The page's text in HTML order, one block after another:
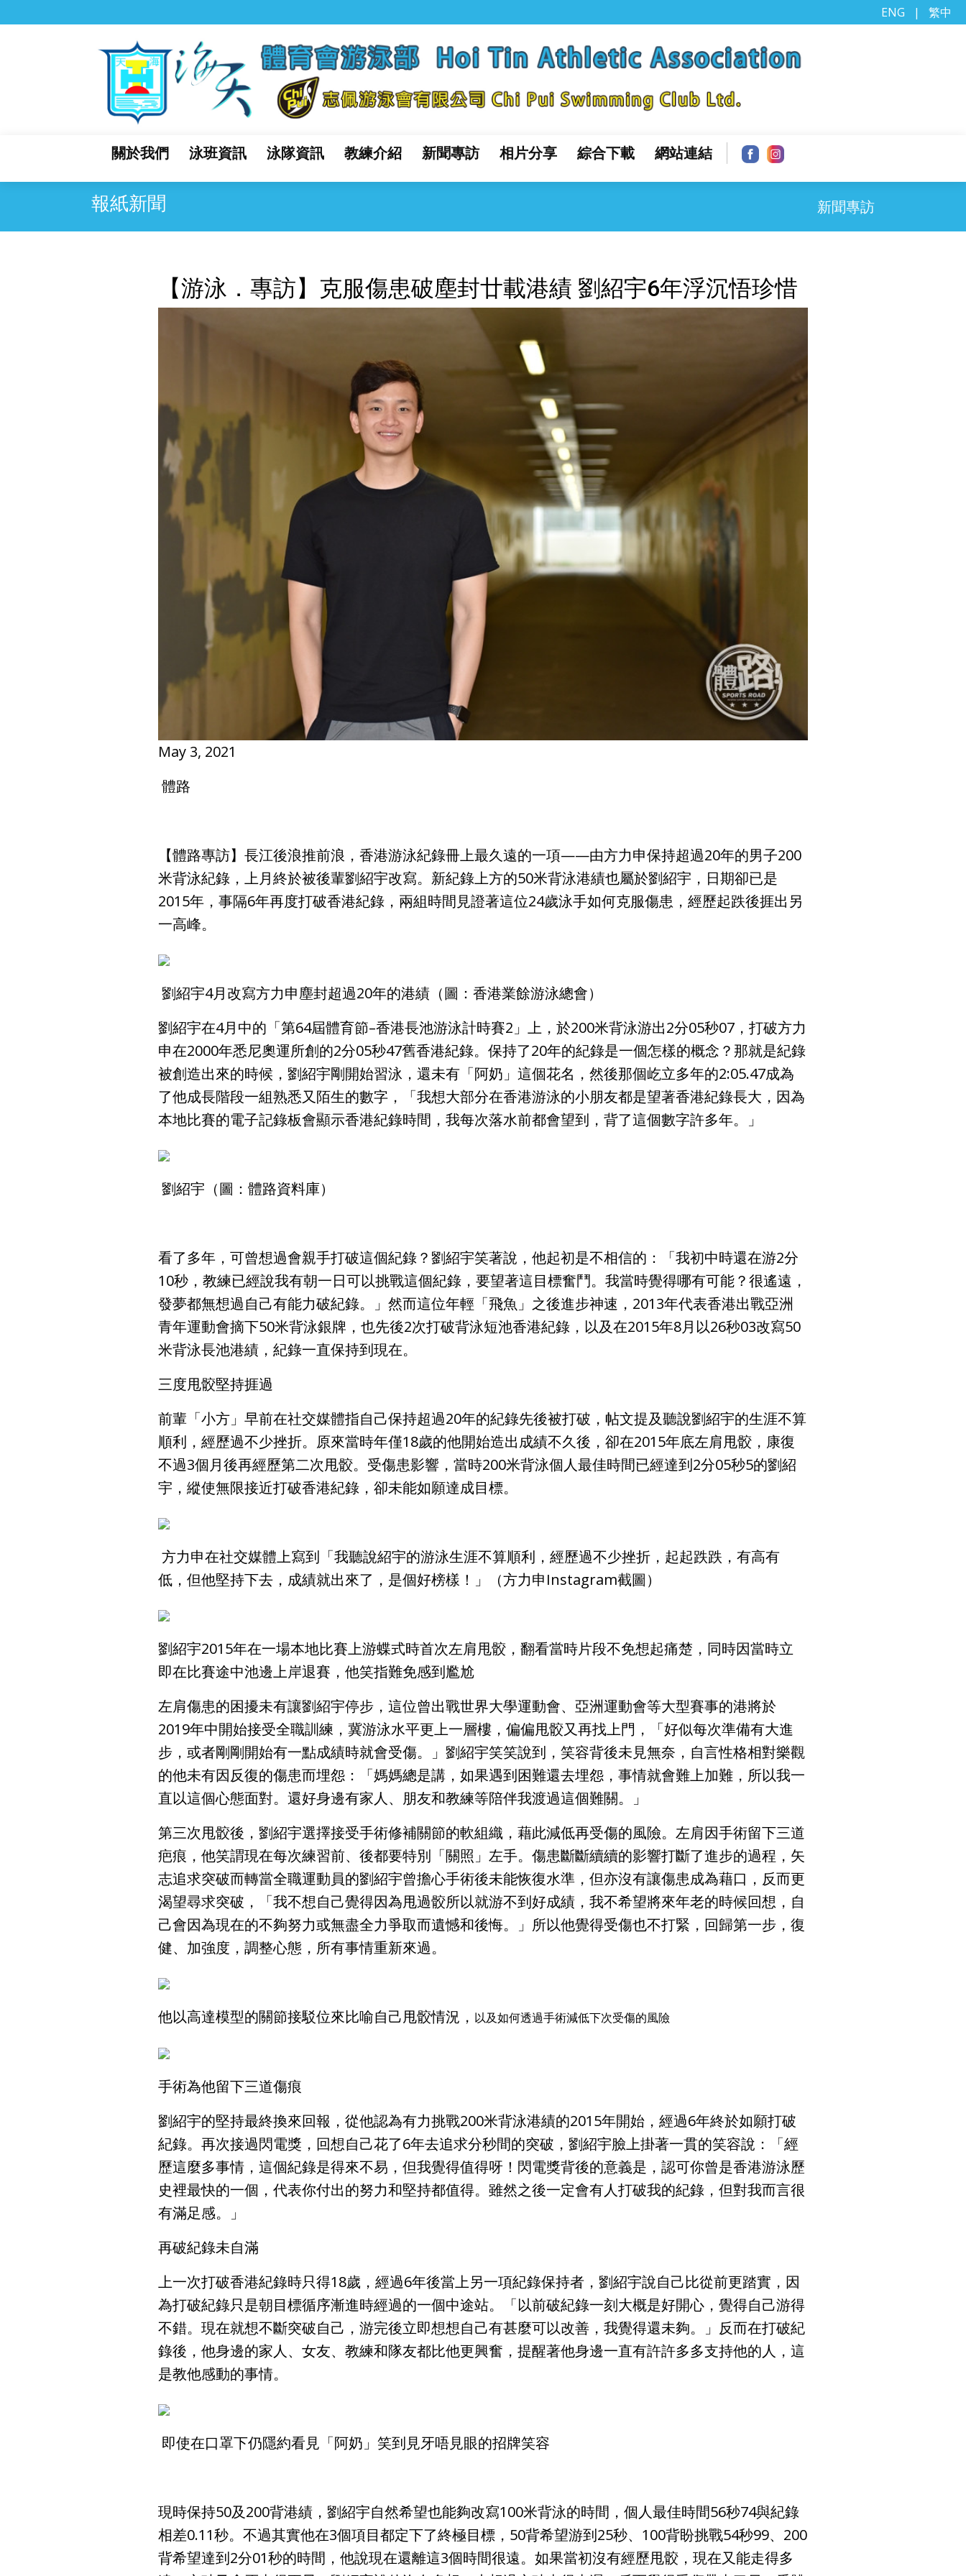
ENG | 繁中
關於我們 泳班資訊 泳隊資訊 教練介紹 新聞專訪 相片分享 綜合下載 網站連結
報紙新聞 新聞專訪
【游泳．專訪】克服傷患破塵封廿載港績 劉紹宇6年浮沉悟珍惜
May 3, 2021
體路
【體路專訪】長江後浪推前浪，香港游泳紀錄冊上最久遠的一項——由方力申保持超過20年的男子200
米背泳紀錄，上月終於被後輩劉紹宇改寫。新紀錄上方的50米背泳港績也屬於劉紹宇，日期卻已是
2015年，事隔6年再度打破香港紀錄，兩組時間見證著這位24歲泳手如何克服傷患，經歷起跌後捱出另
一高峰。
劉紹宇4月改寫方力申塵封超過20年的港績（圖：香港業餘游泳總會）
劉紹宇在4月中的「第64屆體育節–香港長池游泳計時賽2」上，於200米背泳游出2分05秒07，打破方力
申在2000年悉尼奧運所創的2分05秒47舊香港紀錄。保持了20年的紀錄是一個怎樣的概念？那就是紀錄
被創造出來的時候，劉紹宇剛開始習泳，還未有「阿奶」這個花名，然後那個屹立多年的2:05.47成為
了他成長階段一組熟悉又陌生的數字，「我想大部分在香港游泳的小朋友都是望著香港紀錄長大，因為
本地比賽的電子記錄板會顯示香港紀錄時間，我每次落水前都會望到，背了這個數字許多年。」
劉紹宇（圖：體路資料庫）
看了多年，可曾想過會親手打破這個紀錄？劉紹宇笑著說，他起初是不相信的：「我初中時還在游2分
10秒，教練已經說我有朝一日可以挑戰這個紀錄，要望著這目標奮鬥。我當時覺得哪有可能？很遙遠，
發夢都無想過自己有能力破紀錄。」然而這位年輕「飛魚」之後進步神速，2013年代表香港出戰亞洲
青年運動會摘下50米背泳銀牌，也先後2次打破背泳短池香港紀錄，以及在2015年8月以26秒03改寫50
米背泳長池港績，紀錄一直保持到現在。
三度甩骹堅持捱過
前輩「小方」早前在社交媒體指自己保持超過20年的紀錄先後被打破，帖文提及聽說劉紹宇的生涯不算
順利，經歷過不少挫折。原來當時年僅18歲的他開始造出成績不久後，卻在2015年底左肩甩骹，康復
不過3個月後再經歷第二次甩骹。受傷患影響，當時200米背泳個人最佳時間已經達到2分05秒5的劉紹
宇，縱使無限接近打破香港紀錄，卻未能如願達成目標。
方力申在社交媒體上寫到「我聽說紹宇的游泳生涯不算順利，經歷過不少挫折，起起跌跌，有高有
低，但他堅持下去，成績就出來了，是個好榜樣！」（方力申Instagram截圖）
劉紹宇2015年在一場本地比賽上游蝶式時首次左肩甩骹，翻看當時片段不免想起痛楚，同時因當時立
即在比賽途中池邊上岸退賽，他笑指難免感到尷尬
左肩傷患的困擾未有讓劉紹宇停步，這位曾出戰世界大學運動會、亞洲運動會等大型賽事的港將於
2019年中開始接受全職訓練，冀游泳水平更上一層樓，偏偏甩骹又再找上門，「好似每次準備有大進
步，或者剛剛開始有一點成績時就會受傷。」劉紹宇笑笑說到，笑容背後未見無奈，自言性格相對樂觀
的他未有因反復的傷患而埋怨：「媽媽總是講，如果遇到困難還去埋怨，事情就會難上加難，所以我一
直以這個心態面對。還好身邊有家人、朋友和教練等陪伴我渡過這個難關。」
第三次甩骹後，劉紹宇選擇接受手術修補關節的軟組織，藉此減低再受傷的風險。左肩因手術留下三道
疤痕，他笑謂現在每次練習前、後都要特別「關照」左手。傷患斷斷續續的影響打斷了進步的過程，矢
志追求突破而轉當全職運動員的劉紹宇曾擔心手術後未能恢復水準，但亦沒有讓傷患成為藉口，反而更
渴望尋求突破，「我不想自己覺得因為甩過骹所以就游不到好成績，我不希望將來年老的時候回想，自
己會因為現在的不夠努力或無盡全力爭取而遺憾和後悔。」所以他覺得受傷也不打緊，回歸第一步，復
健、加強度，調整心態，所有事情重新來過。
他以高達模型的關節接駁位來比喻自己甩骹情況， 以及如何透過手術減低下次受傷的風險
手術為他留下三道傷痕
劉紹宇的堅持最終換來回報，從他認為有力挑戰200米背泳港績的2015年開始，經過6年終於如願打破
紀錄。再次接過閃電獎，回想自己花了6年去追求分秒間的突破，劉紹宇臉上掛著一貫的笑容說：「經
歷這麼多事情，這個紀錄是得來不易，但我覺得值得呀！閃電獎背後的意義是，認可你曾是香港游泳歷
史裡最快的一個，代表你付出的努力和堅持都值得。雖然之後一定會有人打破我的紀錄，但對我而言很
有滿足感。」
再破紀錄未自滿
上一次打破香港紀錄時只得18歲，經過6年後當上另一項紀錄保持者，劉紹宇說自己比從前更踏實，因
為打破紀錄只是朝目標循序漸進時經過的一個中途站。「以前破紀錄一刻大概是好開心，覺得自己游得
不錯。現在就想不斷突破自己，游完後立即想想自己有甚麼可以改善，我覺得還未夠。」反而在打破紀
錄後，他身邊的家人、女友、教練和隊友都比他更興奮，提醒著他身邊一直有許許多多支持他的人，這
是教他感動的事情。
即使在口罩下仍隱約看見「阿奶」笑到見牙唔見眼的招牌笑容
現時保持50及200背港績，劉紹宇自然希望也能夠改寫100米背泳的時間，個人最佳時間56秒74與紀錄
相差0.11秒。不過其實他在3個項目都定下了終極目標，50背希望游到25秒、100背盼挑戰54秒99、200
背希望達到2分01秒的時間，他說現在還離這3個時間很遠。如果當初沒有經歷甩骹，現在又能走得多